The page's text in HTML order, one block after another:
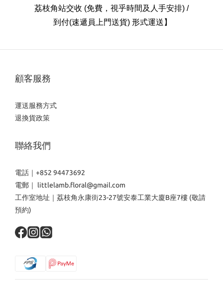
荔枝角站交收 (免費，視乎時間及人手安排) /
到付(速遞員上門送貨) 形式運送 】
顧客服務
運送服務方式
退換貨政策
聯絡我們
電話｜+852 94473692
電郵｜ littlelamb.floral@gmail.com
工作室地址｜荔枝角永康街23-27號安泰工業大廈B座7樓 (敬請
預約)